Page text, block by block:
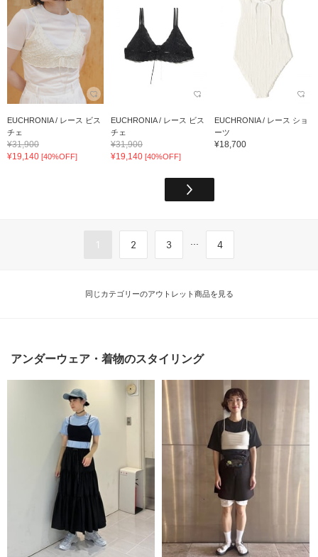
EUCHRONIA / レース ビス
チェ
¥31,900
¥19,140 [40%OFF]
EUCHRONIA / レース ビス
チェ
¥31,900
¥19,140 [40%OFF]
EUCHRONIA / レース ショ
ーツ
¥18,700
1 2 3 ... 4
同じカテゴリーのアウトレット商品を見る
アンダーウェア・着物のスタイリング